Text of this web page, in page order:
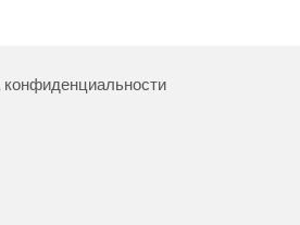
конфиденциальности